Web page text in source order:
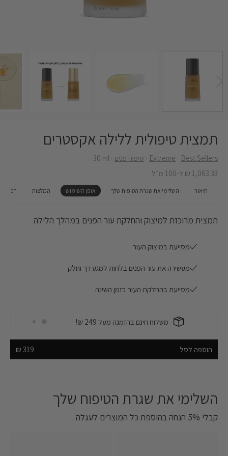
תמצית טיפולית ללילה אקסטרים
Best Sellers
Extreme טיפוח פנים ‎30 ml
1,063.33 ₪ ל-100 מ״ל
תיאור השלימי את שגרת הטיפוח שלך‎ אופן השימוש המלצות רכיבים
תמצית מרוכזת למיצוק והחלקת עור הפנים במהלך הלילה
מסייעת במיצוק העור
מעשירה את עור הפנים בלחות למגע רך וחלק
מסייעת בהחלקת העור בזמן השינה
Skin Friendly
משלוח חינם בהזמנה מעל 249 ₪!
משלוח חינם בהזמנה מעל 249 ₪!
הוספה לסל 319 ₪
השלימי את שגרת הטיפוח שלך‎
קבלי 5% הנחה בהוספת כל המוצרים לעגלה‎